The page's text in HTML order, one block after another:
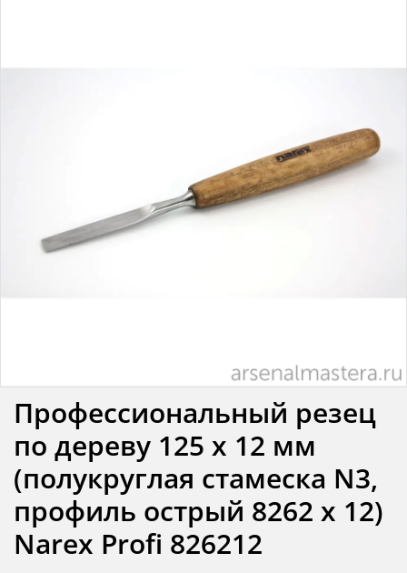
Профессиональный резец
по дереву 125 х 12 мм
(полукруглая стамеска N3,
профиль острый 8262 х 12)
Narex Profi 826212